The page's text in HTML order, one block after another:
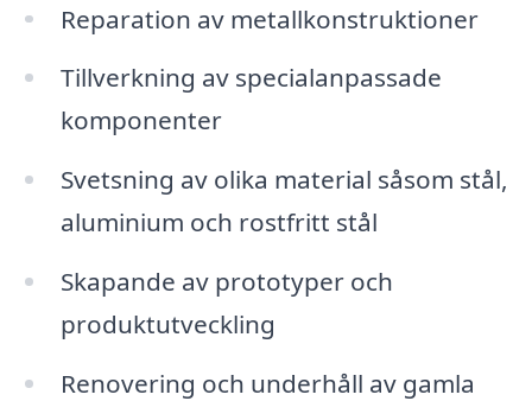
Reparation av metallkonstruktioner
Tillverkning av specialanpassade
komponenter
Svetsning av olika material såsom stål,
aluminium och rostfritt stål
Skapande av prototyper och
produktutveckling
Renovering och underhåll av gamla